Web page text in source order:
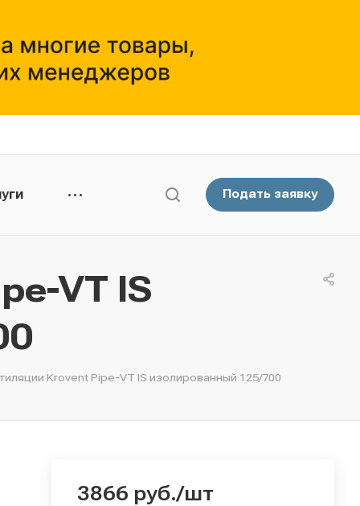
Подать заявку
VT IS
Krovent Pipe-VT IS изолированный 125/700
3866 руб./шт